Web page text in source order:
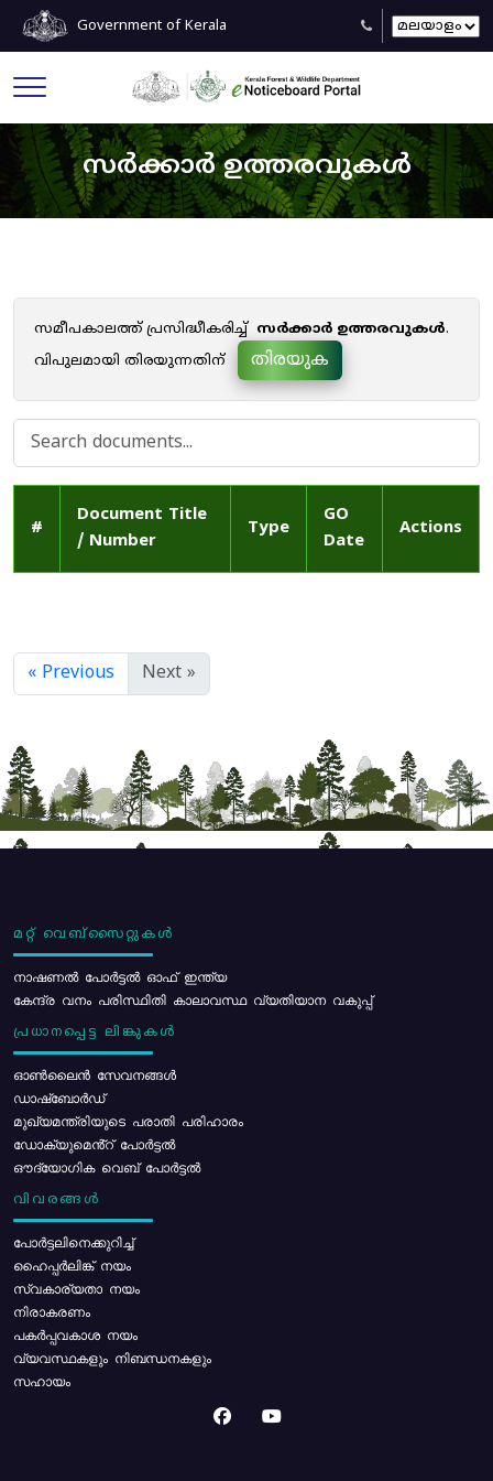
Government of Kerala
സർക്കാർ ഉത്തരവുകൾ
സമീപകാലത്ത് പ്രസിദ്ധീകരിച്ച് സർക്കാർ ഉത്തരവുകൾ.
വിപുലമായി തിരയുന്നതിന്
തിരയുക
#
Document Title
/ Number
Type
GO
Date
Actions
« Previous Next »
മറ്റ് വെബ്സൈറ്റുകൾ
നാഷണൽ പോർട്ടൽ ഓഫ് ഇന്ത്യ
കേന്ദ്ര വനം പരിസ്ഥിതി കാലാവസ്ഥ വ്യതിയാന വകുപ്പ്
പ്രധാനപ്പെട്ട ലിങ്കുകൾ
ഓൺലൈൻ സേവനങ്ങൾ
ഡാഷ്ബോർഡ്
മുഖ്യമന്ത്രിയുടെ പരാതി പരിഹാരം
ഡോക്യുമെൻ്റ് പോർട്ടൽ
ഔദ്യോഗിക വെബ് പോർട്ടൽ
വിവരങ്ങൾ
പോര്‍ട്ടലിനെക്കുറിച്ച്
ഹൈപ്പർലിങ്ക് നയം
സ്വകാര്യതാ നയം
നിരാകരണം
പകർപ്പവകാശ നയം
വ്യവസ്ഥകളും നിബന്ധനകളും
സഹായം